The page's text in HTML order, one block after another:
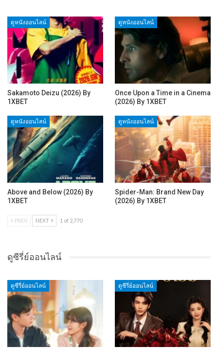
ดูหนังออนไลน์
Sakamoto Deizu (2026) By
1XBET
ดูหนังออนไลน์
Once Upon a Time in a Cinema
(2026) By 1XBET
ดูหนังออนไลน์
Above and Below (2026) By
1XBET
ดูหนังออนไลน์
Spider-Man: Brand New Day
(2026) By 1XBET
PREV NEXT 1 of 2,770
ดูซีรี่ย์ออนไลน์
ดูซีรี่ย์ออนไลน์ ดูซีรี่ย์ออนไลน์